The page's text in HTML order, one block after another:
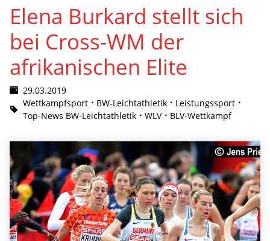
Elena Burkard stellt sich
bei Cross-WM der
afrikanischen Elite
29.03.2019
Wettkampfsport
BW-Leichtathletik
Leistungssport
Top-News BW-Leichtathletik
WLV BLV-Wettkampf